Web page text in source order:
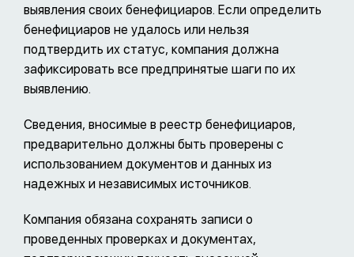
выявления своих бенефициаров. Если определить
бенефициаров не удалось или нельзя
подтвердить их статус, компания должна
зафиксировать все предпринятые шаги по их
выявлению.
Сведения, вносимые в реестр бенефициаров,
предварительно должны быть проверены с
использованием документов и данных из
надежных и независимых источников.
Компания обязана сохранять записи о
проведенных проверках и документах,